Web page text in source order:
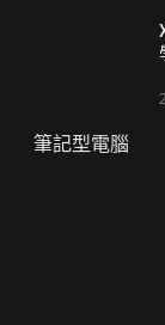
筆記型電腦